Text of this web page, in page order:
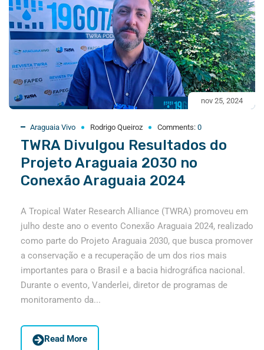
nov 25, 2024
Araguaia Vivo Rodrigo Queiroz Comments: 0
TWRA Divulgou Resultados do
Projeto Araguaia 2030 no
Conexão Araguaia 2024
A Tropical Water Research Alliance (TWRA) promoveu em
julho deste ano o evento Conexão Araguaia 2024, realizado
como parte do Projeto Araguaia 2030, que busca promover
a conservação e a recuperação de um dos rios mais
importantes para o Brasil e a bacia hidrográfica nacional.
Durante o evento, Vanderlei, diretor de programas de
monitoramento da...
Read More